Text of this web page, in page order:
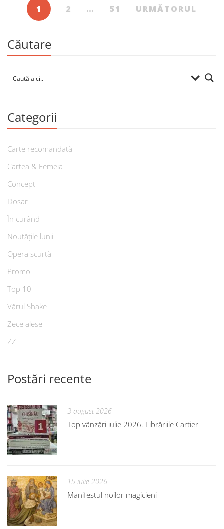
1 2 … 51 URMĂTORUL
Căutare
Categorii
Carte recomandată
Cartea & Femeia
Concept
Dosar
În curând
Noutățile lunii
Opera scurtă
Promo
Top 10
Vărul Shake
Zece alese
ZZ
Postări recente
3 august 2026
Top vânzări iulie 2026. Librăriile Cartier
15 iulie 2026
Manifestul noilor magicieni